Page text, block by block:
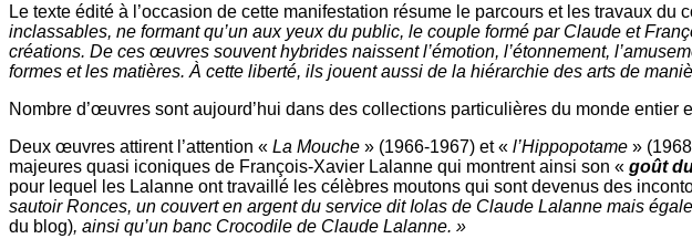
Le texte édité à l’occasion de cette manifestation résume le parcours et les travaux
inclassables, ne formant qu’un aux yeux du public, le couple formé par Claude et
créations. De ces œuvres souvent hybrides naissent l’émotion, l’étonnement,
formes et les matières. À cette liberté, ils jouent aussi de la hiérarchie des arts de
Nombre d’œuvres sont aujourd’hui dans des collections particulières du monde
Deux œuvres attirent l’attention « La Mouche » (1966-1967) et « l’Hippopotame »
majeures quasi iconiques de François-Xavier Lalanne qui montrent ainsi son « goût
pour lequel les Lalanne ont travaillé les célèbres moutons qui sont devenus des
sautoir Ronces, un couvert en argent du service dit Iolas de Claude Lalanne mais
du blog), ainsi qu’un banc Crocodile de Claude Lalanne. »